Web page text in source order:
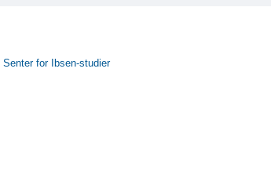
Senter for Ibsen-studier